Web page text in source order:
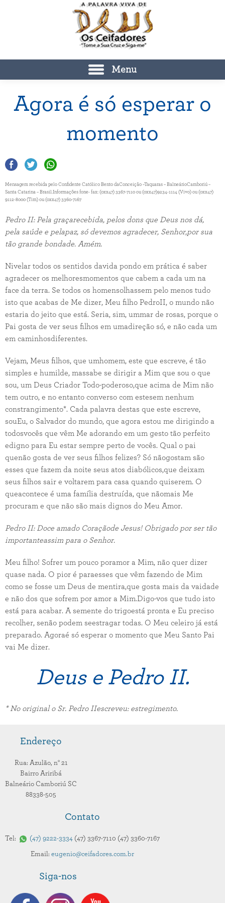
Menu
Agora é só esperar o
momento
Mensagem recebida pelo Confidente Católico Bento daConceição –Taquaras – BalneárioCamboriú –
Santa Catarina – Brasil.Informações fone- fax: (0xx47) 3367-7110 ou (0xx47)9234-1114 (Vivo) ou (0xx47)
9112-8000 (Tim) ou (0xx47) 3360-7167
Pedro II: Pela graçarecebida, pelos dons que Deus nos dá,
pela saúde e pelapaz, só devemos agradecer, Senhor,por sua
tão grande bondade. Amém.
Nivelar todos os sentidos davida pondo em prática é saber
agradecer os melhoresmomentos que cabem a cada um na
face da terra. Se todos os homensolhassem pelo menos tudo
isto que acabas de Me dizer, Meu filho PedroII, o mundo não
estaria do jeito que está. Seria, sim, ummar de rosas, porque o
Pai gosta de ver seus filhos em umadireção só, e não cada um
em caminhosdiferentes.
Vejam, Meus filhos, que umhomem, este que escreve, é tão
simples e humilde, massabe se dirigir a Mim que sou o que
sou, um Deus Criador Todo-poderoso,que acima de Mim não
tem outro, e no entanto converso com estesem nenhum
constrangimento*. Cada palavra destas que este escreve,
souEu, o Salvador do mundo, que agora estou me dirigindo a
todosvocês que vêm Me adorando em um gesto tão perfeito
edigno para Eu estar sempre perto de vocês. Qual o pai
quenão gosta de ver seus filhos felizes? Só nãogostam são
esses que fazem da noite seus atos diabólicos,que deixam
seus filhos sair e voltarem para casa quando quiserem. O
queacontece é uma família destruída, que nãomais Me
procuram e que não são mais dignos do Meu Amor.
Pedro II: Doce amado Coraçãode Jesus!Obrigado por ser tão
importanteassim para o Senhor.
Meu filho! Sofrer um pouco poramor a Mim, não quer dizer
quase nada. O pior é paraesses que vêm fazendo de Mim
como se fosse um Deus de mentira,que gosta mais da vaidade
e não dos que sofrem por amor a Mim.Digo-vos que tudo isto
está para acabar. A semente do trigoestá pronta e Eu preciso
recolher, senão podem seestragar todas. O Meu celeiro já está
preparado. Agoraé só esperar o momento que Meu Santo Pai
vai Me dizer.
Deus e Pedro II.
* No original o Sr. Pedro IIescreveu: estregimento.
Endereço
Rua: Azulão, n° 21
Bairro Ariribá
Balneário Camboriú SC
88338-505
Contato
Tel: 47 9222-3334 47 3367-7110 47 3360-7167
Email: eugenio@ceifadores.com.br
Siga-nos